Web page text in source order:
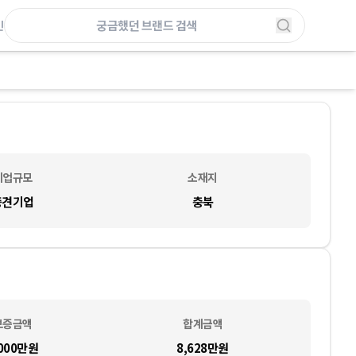
규모 소재지
기업 충북
금액 합계금액
만원 8,628만원